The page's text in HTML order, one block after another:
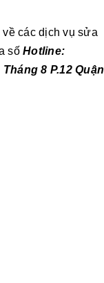
các dịch vụ sửa
số Hotline:
8 P.12 Quận